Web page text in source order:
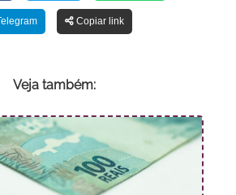
Copiar link
Veja também: